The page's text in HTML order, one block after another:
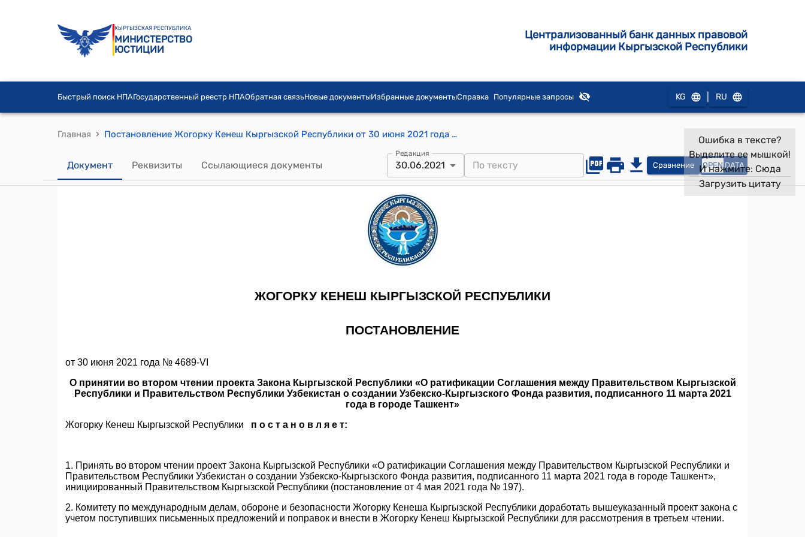
КЫРГЫЗСКАЯ РЕСПУБЛИКА
МИНИСТЕРСТВО
ЮСТИЦИИ
Централизованный банк данных правовой
информации Кыргызской Республики
Быстрый поиск НПАГосударственный реестр НПАОбратная связьНовые документыИзбранные документыСправка Популярные запросы KG RU
Главная › Постановление Жогорку Кенеш Кыргызской Республики от 30 июня 2021 года № 4689-VI "О принятии во втором чтении проекта Закона Кыргызской Республики «О ратификации Соглашения между Правительством Кыргызской Республики и Правительством Республики Узбекистан о создании Узбекско-Кыргызского Фонда развития, подписанного 11 марта 2021 года в городе Ташкент»
Документ Реквизиты Ссылающиеся документы
Редакция
30.06.2021 Сравнение OPEN DATA
Ошибка в тексте?
Выделите ее мышкой!
И нажмите: Сюда
Загрузить цитату